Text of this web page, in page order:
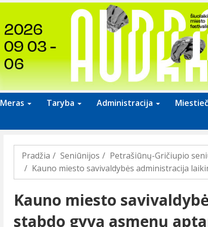
Meras Taryba Administracija
Pradžia Seniūnijos
Petrašiūnų-Gričiupio
Kauno miesto savivaldybės administracija
Kauno miesto
stabdo gyvą asmenų